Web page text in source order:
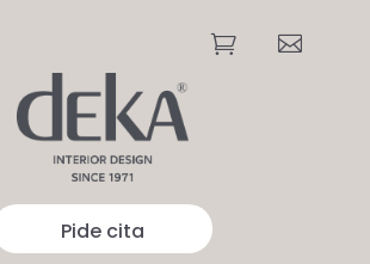
 
Pide cita